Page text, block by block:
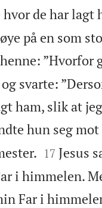
de har lagt
på en som
”Hvorfor
svarte:
ham, slik at
hun seg

17 Jesus
i himmelen.
Far i